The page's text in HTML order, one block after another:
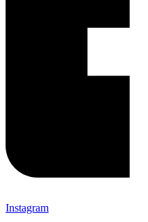
Instagram